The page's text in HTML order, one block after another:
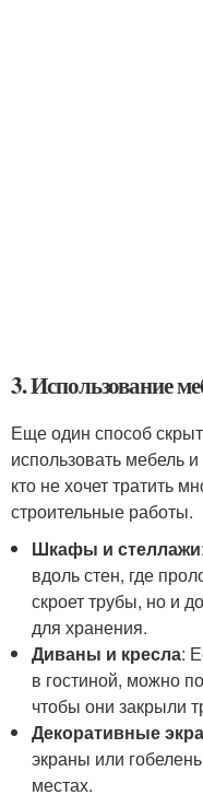
3. Использование
Еще один способ
использовать мебель
кто не хочет тратить
строительные работы.
Шкафы и стеллажи
вдоль стен, где
скроет трубы, но и
для хранения.
Диваны и кресла:
в гостиной, можно
чтобы они закрыли
Декоративные
экраны или
местах.